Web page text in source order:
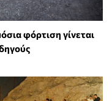
φόρτιση γίνεται